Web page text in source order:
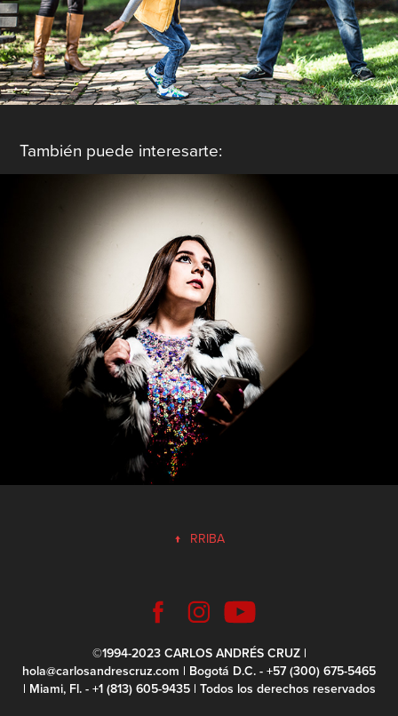
También puede interesarte:
↑ RRIBA
©1994-2023 CARLOS ANDRÉS CRUZ |
hola@carlosandrescruz.com | Bogotá D.C. - +57 (300) 675-5465
| Miami, Fl. - +1 (813) 605-9435 | Todos los derechos reservados